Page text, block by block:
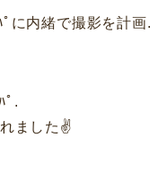
に内緒で撮影を計画.
ﾟ.
ました✌️